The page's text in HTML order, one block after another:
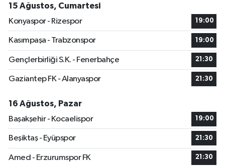
15 Ağustos, Cumartesi
Konyaspor - Rizespor
19:00
Kasımpaşa - Trabzonspor 19:00
Gençlerbirliği S.K. - Fenerbahçe 21:30
Gaziantep FK - Alanyaspor 21:30
16 Ağustos, Pazar
Başakşehir - Kocaelispor
19:00
Beşiktaş - Eyüpspor 21:30
Amed - Erzurumspor FK 21:30